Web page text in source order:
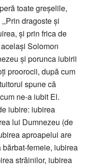
toate greșelile,
dragoste și
și prin frica de
Solomon
și porunca iubirii
proorocii, după cum
spune că
ne-a iubit El.
iubire: iubirea
lui Dumnezeu (de
aproapelui are
femeie, iubirea
străinilor, iubirea